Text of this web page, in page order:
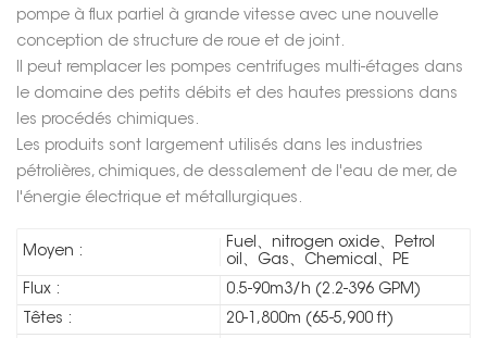
pompe à flux partiel à grande vitesse avec une nouvelle
conception de structure de roue et de joint.
Il peut remplacer les pompes centrifuges multi-étages dans
le domaine des petits débits et des hautes pressions dans
les procédés chimiques.
Les produits sont largement utilisés dans les industries
pétrolières, chimiques, de dessalement de l'eau de mer, de
l'énergie électrique et métallurgiques.
Moyen :
Fuel、nitrogen oxide、Petrol
oil、Gas、Chemical、PE
Flux :
0.5-90m3/h (2.2-396 GPM)
Têtes :
20-1,800m (65-5,900 ft)